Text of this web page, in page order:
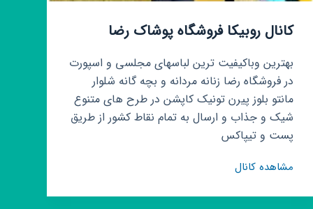
کانال روبیکا فروشگاه پوشاک رضا
بهترین وباکیفیت ترین لباسهای مجلسی و اسپورت
در فروشگاه رضا زنانه مردانه و بچه گانه شلوار
مانتو بلوز پیرن تونیک کاپشن در طرح های متنوع
شیک و جذاب و ارسال به تمام نقاط کشور از طریق
پست و تیپاکس
مشاهده کانالکانال
فروشگاه